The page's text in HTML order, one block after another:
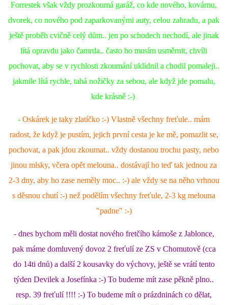
STRAVA
PODPORA
E - S H O P
O NÁS :-)
VÝROČNÍ ZPRÁVY
Forrestek však vždy prozkoumá garáž, co kde nového, kovárnu,
dvorek, co nového pod zaparkovanými auty, celou zahradu, a pak
ještě proběh cvičně celý dům.. jen po schodech nechodí, ale jinak
lítá opravdu jako čamrda.. často ho musím usměrnit, chvíli
pochovat, aby se v rychlosti zkoumání uklidnil a chodil pomaleji..
jakmile lítá rychle, tahá nožičky za sebou, ale když jde pomalu,
kde krásně :-)
- Oskárek je taky zlatíčko :-) Vlastně všechny freťule.. mám
radost, že když je pustím, jejich první cesta je ke mě, pomazlit se,
pochovat, a pak jdou zkoumat.. vždy dostanou trochu pasty, nebo
jinou mlsky, včera opět melouna.. dostávají ho teď tak jednou za
2-3 dny, aby ho zase neměly moc.. :-) ale vždy se na něho vrhnou
s děsnou chutí :-) než podělím všechny freťule, 2-3 kg melouna
"padne" :-)
- dnes bychom měli dostat nového fretčího kámoše z Jablonce,
pak máme domluvený dovoz 2 freťulí ze ZS v Chomutově (cca
do 14ti dnů) a další 2 kousavky do výchovy, ještě se vrátí tento
týden Devilek a Josefínka :-) To budeme mít zase pěkně plno..
resp. 39 freťulí !!!! :-) To budeme mít o prázdninách co dělat,